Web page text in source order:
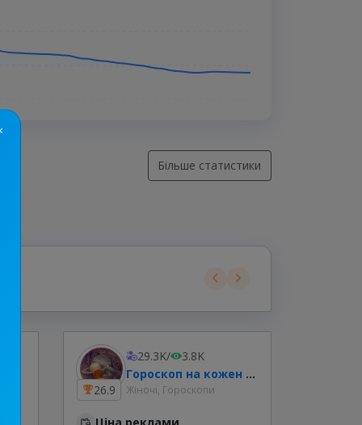
Більше статистики
26.9
29.3K/
3.8K
Гороскоп на кожен день | Таро 🌘
Жіночі, Гороскопи